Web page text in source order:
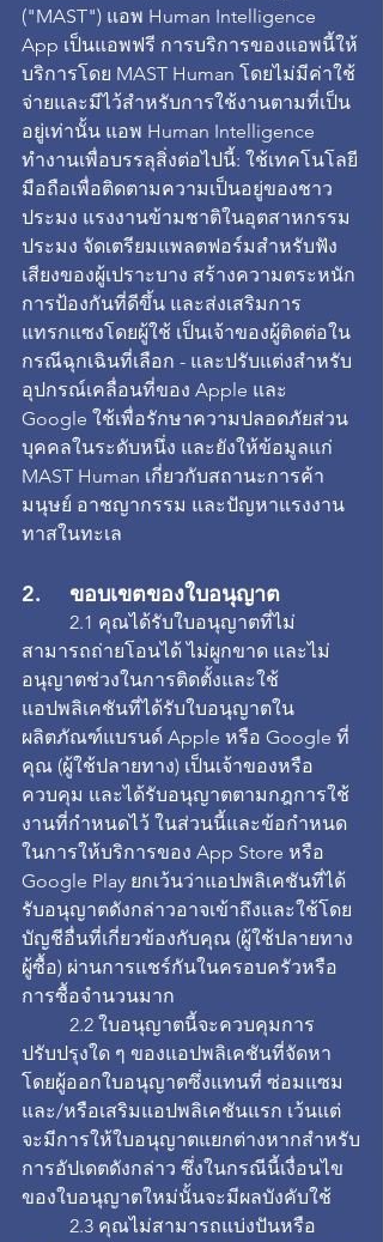
("MAST") แอพ Human Intelligence
App เป็นแอพฟรี การบริการของแอพนี้ให้
บริการโดย MAST Human โดยไม่มีค่าใช้
จ่ายและมีไว้สำหรับการใช้งานตามที่เป็น
อยู่เท่านั้น แอพ Human Intelligence
ทำงานเพื่อบรรลุสิ่งต่อไปนี้: ใช้เทคโนโลยี
มือถือเพื่อติดตามความเป็นอยู่ของชาว
ประมง แรงงานข้ามชาติในอุตสาหกรรม
ประมง จัดเตรียมแพลตฟอร์มสำหรับฟัง
เสียงของผู้เปราะบาง สร้างความตระหนัก
การป้องกันที่ดีขึ้น และส่งเสริมการ
แทรกแซงโดยผู้ใช้ เป็นเจ้าของผู้ติดต่อใน
กรณีฉุกเฉินที่เลือก - และปรับแต่งสำหรับ
อุปกรณ์เคลื่อนที่ของ Apple และ
Google ใช้เพื่อรักษาความปลอดภัยส่วน
บุคคลในระดับหนึ่ง และยังให้ข้อมูลแก่
MAST Human เกี่ยวกับสถานะการค้า
มนุษย์ อาชญากรรม และปัญหาแรงงาน
ทาสในทะเล
2. 	ขอบเขตของใบอนุญาต
สามารถถ่ายโอนได้ ไม่ผูกขาด และไม่
อนุญาตช่วงในการติดตั้งและใช้
แอปพลิเคชันที่ได้รับใบอนุญาตใน
ผลิตภัณฑ์แบรนด์ Apple หรือ Google ที่
คุณ (ผู้ใช้ปลายทาง) เป็นเจ้าของหรือ
ควบคุม และได้รับอนุญาตตามกฎการใช้
งานที่กำหนดไว้ ในส่วนนี้และข้อกำหนด
ในการให้บริการของ App Store หรือ
Google Play ยกเว้นว่าแอปพลิเคชันที่ได้
รับอนุญาตดังกล่าวอาจเข้าถึงและใช้โดย
บัญชีอื่นที่เกี่ยวข้องกับคุณ (ผู้ใช้ปลายทาง
ผู้ซื้อ) ผ่านการแชร์กันในครอบครัวหรือ
การซื้อจำนวนมาก
ปรับปรุงใด ๆ ของแอปพลิเคชันที่จัดหา
โดยผู้ออกใบอนุญาตซึ่งแทนที่ ซ่อมแซม
และ/หรือเสริมแอปพลิเคชันแรก เว้นแต่
จะมีการให้ใบอนุญาตแยกต่างหากสำหรับ
การอัปเดตดังกล่าว ซึ่งในกรณีนี้เงื่อนไข
ของใบอนุญาตใหม่นั้นจะมีผลบังคับใช้